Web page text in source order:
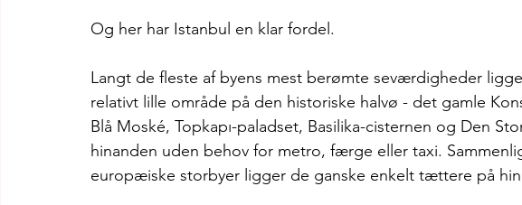
Og her har Istanbul en klar fordel.
Langt de fleste af byens mest berømte seværdigheder
relativt lille område på den historiske halvø - det gamle
Blå Moské, Topkapı-paladset, Basilika-cisternen og Den
hinanden uden behov for metro, færge eller taxi.
europæiske storbyer ligger de ganske enkelt tættere på